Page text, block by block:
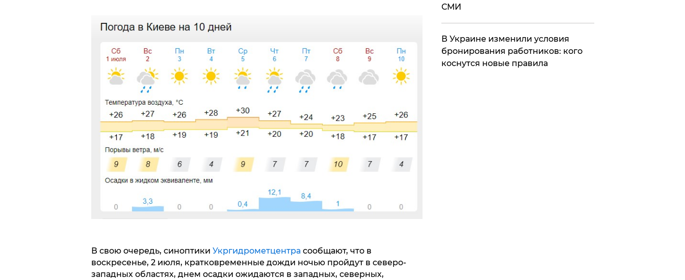
В свою очередь, синоптики Укргидрометцентрасообщают, что в
воскресенье, 2 июля, кратковременные дожди ночью пройдут в северо-
западных областях, днем осадки ожидаются в западных, северных,
СМИ
В Украине изменили условия
бронирования работников: кого
коснутся новые правила